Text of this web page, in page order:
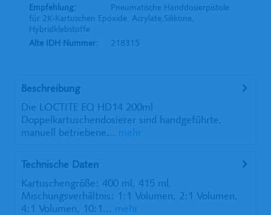
Empfehlung:
Pneumatische Handdosierpistole
für 2K-Kartuschen Epoxide, Acrylate,Silikone,
Hybridklebstoffe
Alte IDH Nummer:
218315
Beschreibung
Die LOCTITE EQ HD14 200ml
Doppelkartuschendosierer sind handgeführte,
manuell betriebene... mehr
Technische Daten
Kartuschengröße: 400 ml, 415 ml,
Mischungsverhältnis: 1:1 Volumen, 2:1 Volumen,
4:1 Volumen, 10:1... mehr